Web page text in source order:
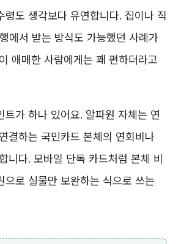
령도 생각보다 유연합니다. 집이나 직
에서 받는 방식도 가능했던 사례가
애매한 사람에게는 꽤 편하더라고
트가 하나 있어요. 알파원 자체는 연
결하는 국민카드 본체의 연회비나
니다. 모바일 단독 카드처럼 본체 비
으로 실물만 보완하는 식으로 쓰는